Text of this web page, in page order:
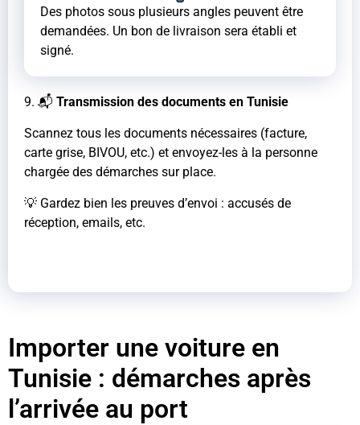
Des photos sous plusieurs angles peuvent être
demandées. Un bon de livraison sera établi et
signé.
9. 📬 Transmission des documents en Tunisie
Scannez tous les documents nécessaires (facture,
carte grise, BIVOU, etc.) et envoyez-les à la personne
chargée des démarches sur place.
💡 Gardez bien les preuves d’envoi : accusés de
réception, emails, etc.
Importer une voiture en
Tunisie : démarches après
l’arrivée au port